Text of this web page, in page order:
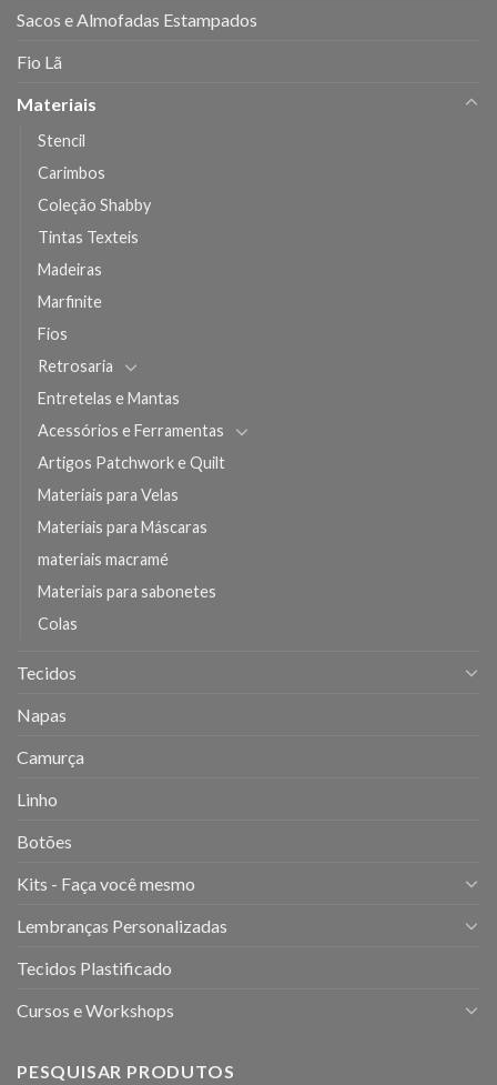
Sacos e Almofadas Estampados
Fio Lã
Materiais
Stencil
Carimbos
Coleção Shabby
Tintas Texteis
Madeiras
Marfinite
Fios
Retrosaria
Entretelas e Mantas
Acessórios e Ferramentas
Artigos Patchwork e Quilt
Materiais para Velas
Materiais para Máscaras
materiais macramé
Materiais para sabonetes
Colas
Tecidos
Napas
Camurça
Linho
Botões
Kits - Faça você mesmo
Lembranças Personalizadas
Tecidos Plastificado
Cursos e Workshops
PESQUISAR PRODUTOS